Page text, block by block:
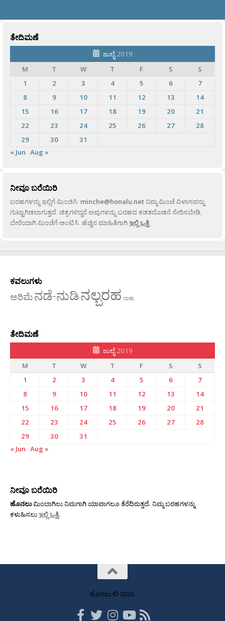
ತೇದಿಮಣೆ
ಜುಲೈ 2019
M
T W T F S
S
1
2 3 4 5 6
7
8
9 10 11 12 13
14
15
16 17 18 19 20
21
22
23 24 25 26 27
28
29
30
31
« Jun Aug »
ನೀವೂ ಬರೆಯಿರಿ
ಬರಹಗಳನ್ನು ಇಲ್ಲಿಗೆ ಮಿಂಚಿಸಿ: minche@honalu.netನಿಮ್ಮ ಮಿಂಚೆ ವಿಳಾಸವನ್ನು
ಗುಟ್ಟಾಗಿಡಲಾಗುತ್ತದೆ. ಚಿತ್ರಗಳಿದ್ದರೆ ಅವುಗಳನ್ನು ಬರಹದ ಕಡತದೊಡನೆ ಸೇರಿಸಬೇಡಿ,
ಬೇರೆಯಾಗಿ ಮಿಂಚೆಗೆ ಅಂಟಿಸಿ. ಹೆಚ್ಚಿನ ಮಾಹಿತಿಗಾಗಿಇಲ್ಲಿ ಒತ್ತಿ.
ಕವಲುಗಳು
ಅರಿಮೆನಡೆ-ನುಡಿನಲ್ಬರಹ ನಾಡು
ತೇದಿಮಣೆ
ಜುಲೈ 2019
M
T W T F S
S
1
2 3 4 5 6
7
8
9 10 11 12 13
14
15
16 17 18 19 20
21
22
23 24 25 26 27
28
29
30
31
« Jun Aug »
ನೀವೂ ಬರೆಯಿರಿ
ಹೊನಲುಮಿಂಬಾಗಿಲು ನಿಮಗಾಗಿ ಯಾವಾಗಲೂ ತೆರೆದಿರುತ್ತದೆ. ನಿಮ್ಮ ಬರಹಗಳನ್ನು
ಕಳುಹಿಸಲುಇಲ್ಲಿ ಒತ್ತಿ.
ಹೊನಲು © 2026.